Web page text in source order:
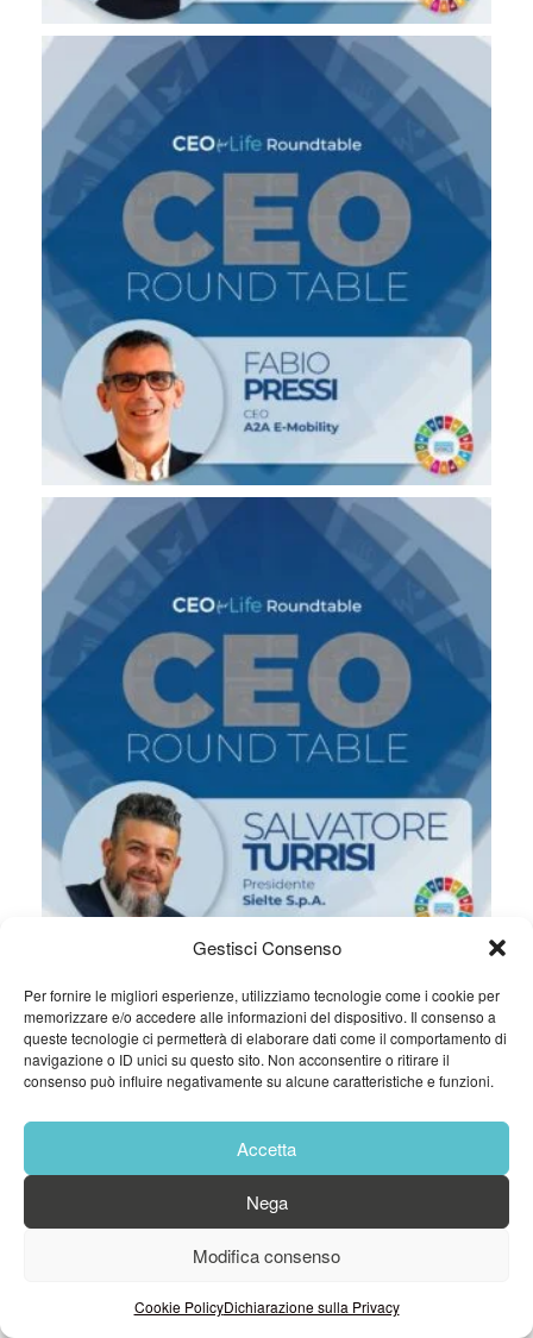
Gestisci Consenso
Per fornire le migliori esperienze, utilizziamo tecnologie come i cookie per
memorizzare e/o accedere alle informazioni del dispositivo. Il consenso a
queste tecnologie ci permetterà di elaborare dati come il comportamento di
navigazione o ID unici su questo sito. Non acconsentire o ritirare il
consenso può influire negativamente su alcune caratteristiche e funzioni.
Accetta
Nega
Modifica consenso
Cookie PolicyDichiarazione sulla Privacy